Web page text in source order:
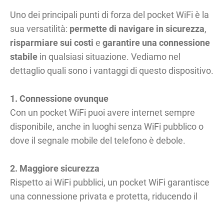
Uno dei principali punti di forza del pocket WiFi è la
sua versatilità: permette di navigare in sicurezza,
risparmiare sui costiegarantire una connessione
stabile in qualsiasi situazione. Vediamo nel
dettaglio quali sono i vantaggi di questo dispositivo.
1. Connessione ovunque
Con un pocket WiFi puoi avere internet sempre
disponibile, anche in luoghi senza WiFi pubblico o
dove il segnale mobile del telefono è debole.
2. Maggiore sicurezza
Rispetto ai WiFi pubblici, un pocket WiFi garantisce
una connessione privata e protetta, riducendo il